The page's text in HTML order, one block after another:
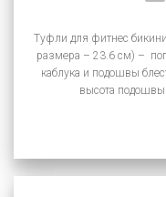
Туфли для фитнес
размера – 23.6 см) –
каблука и подошвы
высота подошвы